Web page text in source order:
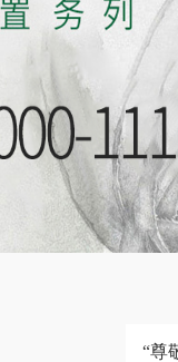
“尊